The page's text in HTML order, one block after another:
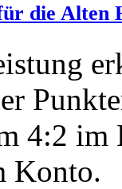
die Alten
4:2 im
Konto.